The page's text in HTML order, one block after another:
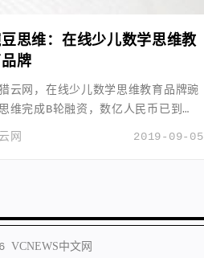
思维：在线少儿数学思维教
牌
云网，在线少儿数学思维教育品牌豌
维完成B轮融资，数亿人民币已到
2019-09-05
网
VCNEWS中文网